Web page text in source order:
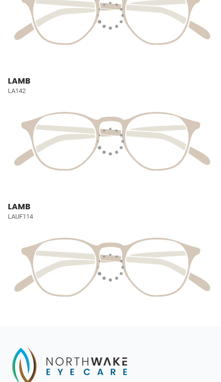
LAMB
LA142
LAMB
LAUF114